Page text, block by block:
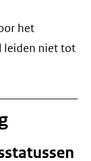
het
leiden niet tot